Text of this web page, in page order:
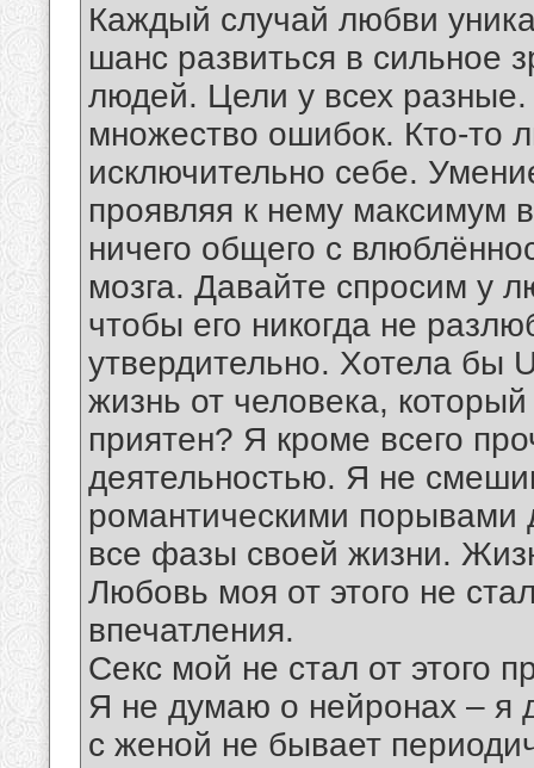
Каждый случай любви
шанс развиться в сильное
людей. Цели у всех
множество ошибок. Кто-то
исключительно себе.
проявляя к нему максимум
ничего общего с
мозга. Давайте спросим у
чтобы его никогда не
утвердительно. Хотела бы
жизнь от человека,
приятен? Я кроме всего
деятельностью. Я не
романтическими порывами
все фазы своей жизни.
Любовь моя от этого не
впечатления.
Секс мой не стал от этого
Я не думаю о нейронах – я
с женой не бывает